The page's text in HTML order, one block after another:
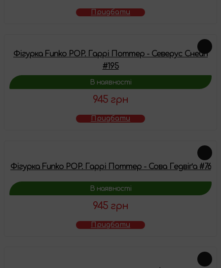
Придбати
Фігурка Funko POP. Гаррі Поттер - Северус Снейп
#195
В наявності
945 грн
Придбати
Фігурка Funko POP. Гаррі Поттер - Сова Гедвіґа #76
В наявності
945 грн
Придбати